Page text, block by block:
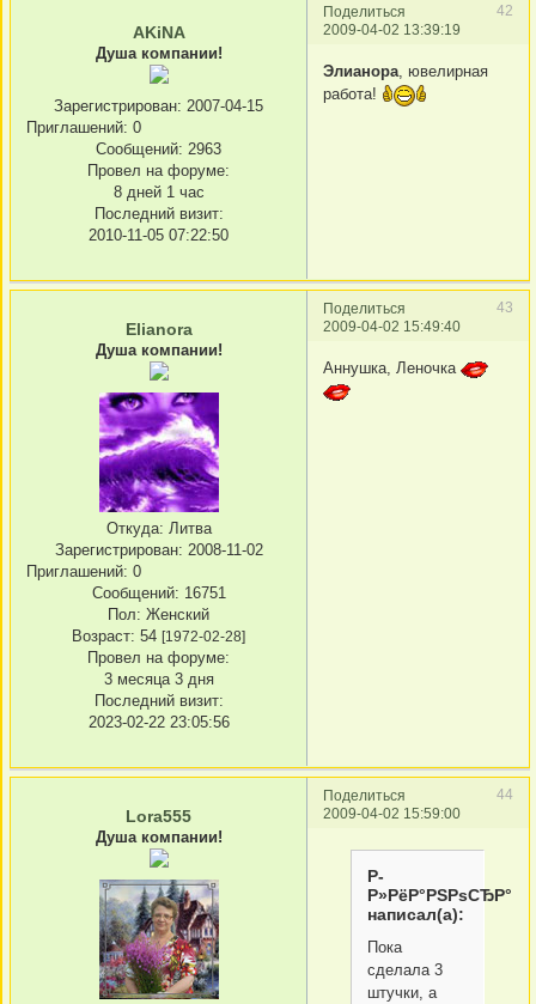
Поделиться
42
2009-04-02 13:39:19
AKiNA
Душа компании!
Зарегистрирован: 2007-04-15
Приглашений: 0
Сообщений: 2963
Провел на форуме:
8 дней 1 час
Последний визит:
2010-11-05 07:22:50
Элианора, ювелирная
работа!
Поделиться
43
2009-04-02 15:49:40
Elianora
Душа компании!
Откуда: Литва
Зарегистрирован: 2008-11-02
Приглашений: 0
Сообщений: 16751
Пол: Женский
Возраст: 54 [1972-02-28]
Провел на форуме:
3 месяца 3 дня
Последний визит:
2023-02-22 23:05:56
Аннушка, Леночка
Поделиться
44
2009-04-02 15:59:00
Lora555
Душа компании!
Р­
Р»РёР°РЅРѕСЂР°
написал(а):
Пока
сделала 3
штучки, а